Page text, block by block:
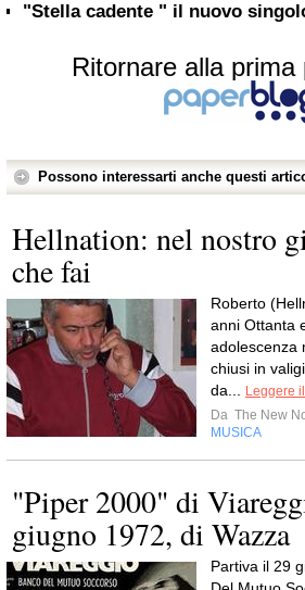
"Stella cadente " il nuovo
Ritornare alla prima
Possono interessarti anche questi
Hellnation: nel nostro
che fai
Roberto
anni Ottanta
adolescenza
chiusi in
da...
Leggere
Da The New
MUSICA
"Piper 2000" di
giugno 1972, di Wazza
Partiva il 29